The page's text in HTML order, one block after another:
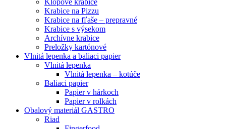
Krabice na Pizzu
Krabice na fľaše – prepravné
Krabice s výsekom
Archívne krabice
Preložky kartónové
Vlnitá lepenka a baliaci papier
Vlnitá lepenka
Vlnitá lepenka – kotúče
Baliaci papier
Papier v hárkoch
Papier v rolkách
Obalový materiál GASTRO
Riad